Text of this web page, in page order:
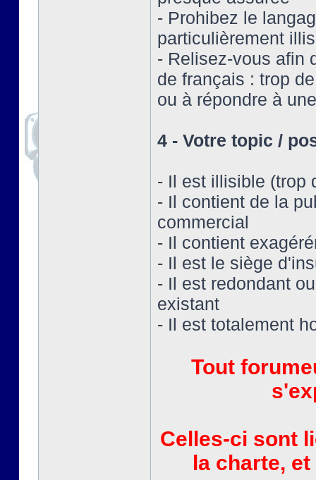
- Prohibez le
particulièrement
- Relisez-vous afin
de français : trop
ou à répondre à
4 - Votre topic /
- Il est illisible (trop
- Il contient de la
commercial
- Il contient
- Il est le siège
- Il est redondant
existant
- Il est totalement
Tout
Celles-ci sont
la charte,